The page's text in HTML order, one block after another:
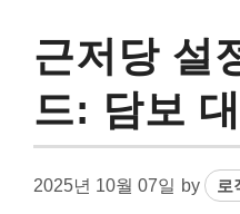
근저당 설
드: 담보
2025년 10월 07일 by 로